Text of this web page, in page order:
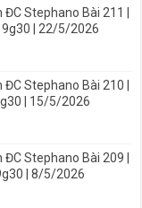
ĐC Stephano Bài 211 |
| 22/5/2026
ĐC Stephano Bài 210 |
| 15/5/2026
Stephano Bài 209 |
| 8/5/2026